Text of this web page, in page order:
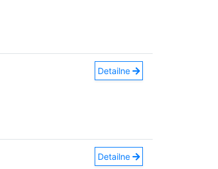
Detailne
Detailne